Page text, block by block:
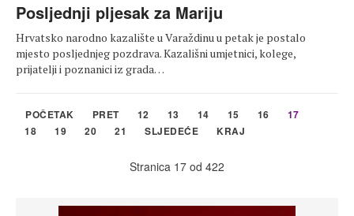
Posljednji pljesak za Mariju
Hrvatsko narodno kazalište u Varaždinu u petak je postalo
mjesto posljednjeg pozdrava. Kazališni umjetnici, kolege,
prijatelji i poznanici iz grada…
POČETAK PRET 12 13 14 15 16
17
18
19 20 21 SLJEDEĆE KRAJ
Stranica 17 od 422